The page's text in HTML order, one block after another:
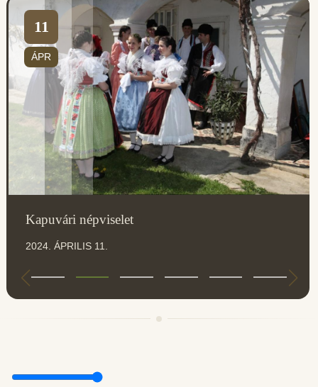
11
ÁPR
Kapuvári népviselet
2024. ÁPRILIS 11.